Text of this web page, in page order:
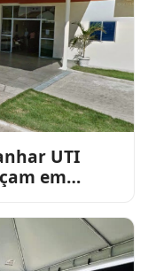
UTI
em